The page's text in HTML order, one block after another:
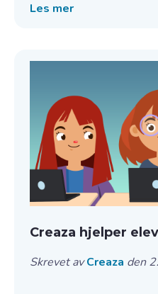
Les mer
Creaza hjelper
Skrevet avCreaza den